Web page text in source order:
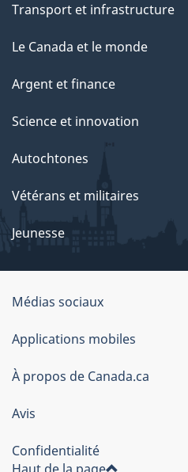
a
g
Transport et infrastructure
Le Canada et le monde
Argent et finance
Science et innovation
Autochtones
Vétérans et militaires
Jeunesse
À
propos
de
ce
site
Médias sociaux
Applications mobiles
À propos de Canada.ca
Avis
Confidentialité